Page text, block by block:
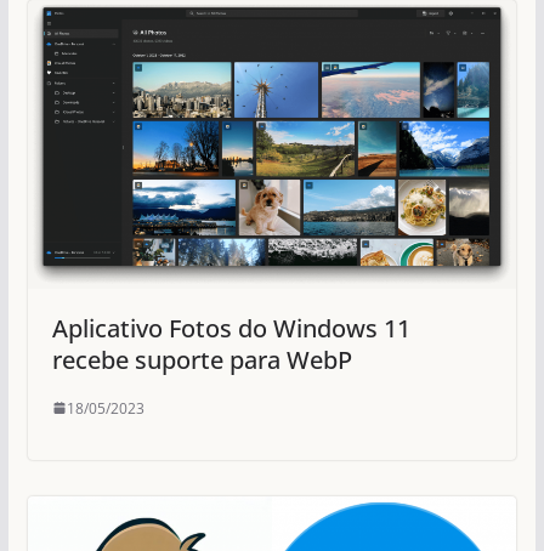
Aplicativo Fotos do Windows 11
recebe suporte para WebP
18/05/2023